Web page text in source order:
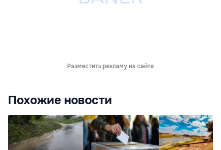
Разместить рекламу на сайте
Похожие новости